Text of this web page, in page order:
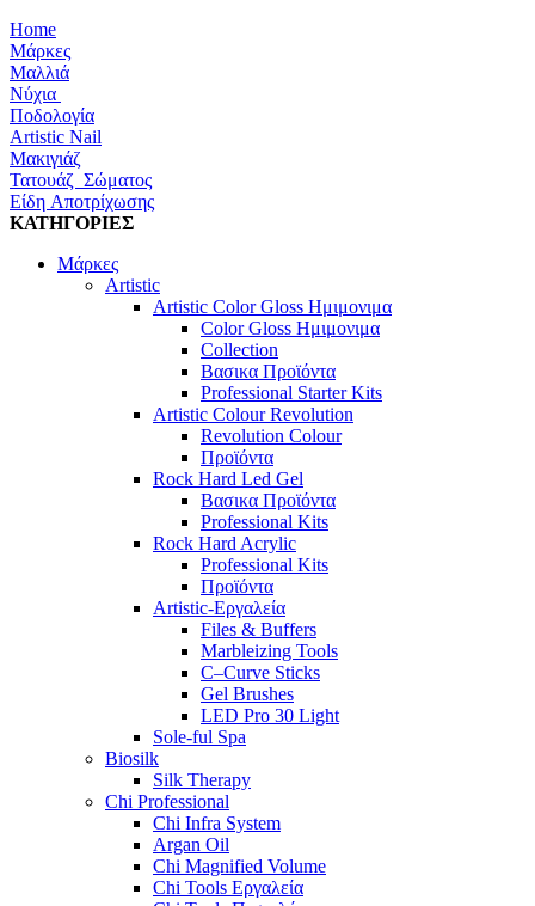
Home
Μάρκες
Μαλλιά
Νύχια
Ποδολογία
Artistic Nail
Μακιγιάζ
Τατουάζ Σώματος
Είδη Αποτρίχωσης
ΚΑΤΗΓΟΡΙΕΣ
Μάρκες
Artistic
Artistic Color Gloss Ημιμονιμα
Color Gloss Ημιμονιμα
Collection
Βασικα Προϊόντα
Professional Starter Kits
Artistic Colour Revolution
Revolution Colour
Προϊόντα
Rock Hard Led Gel
Βασικα Προϊόντα
Professional Kits
Rock Hard Acrylic
Professional Kits
Προϊόντα
Artistic-Εργαλεία
Files & Buffers
Marbleizing Tools
C–Curve Sticks
Gel Brushes
LED Pro 30 Light
Sole-ful Spa
Biosilk
Silk Therapy
Chi Professional
Chi Infra System
Argan Oil
Chi Magnified Volume
Chi Tools Εργαλεία